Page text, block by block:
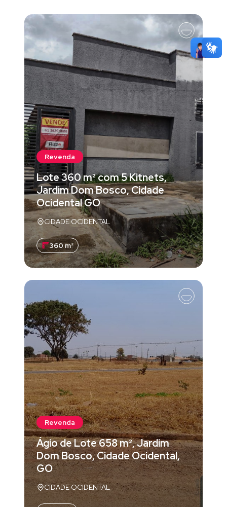
Revenda
Lote 360 m² com 5 Kitnets,
Jardim Dom Bosco, Cidade
Ocidental GO
CIDADE OCIDENTAL
360 m²
Revenda
Ágio de Lote 658 m², Jardim
Dom Bosco, Cidade Ocidental,
GO
CIDADE OCIDENTAL